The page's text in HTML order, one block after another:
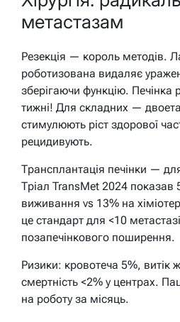
метастазам
Резекція — король методів.
роботизована видаляє
зберігаючи функцію. Печінка
тижні! Для складних —
стимулюють ріст здорової
рецидивують.
Трансплантація печінки —
Тріал TransMet 2024 показав
виживання vs 13% на
це стандарт для <10
позапечінкового поширення.
Ризики: кровотеча 5%, витік
смертність <2% у центрах.
на роботу за місяць.